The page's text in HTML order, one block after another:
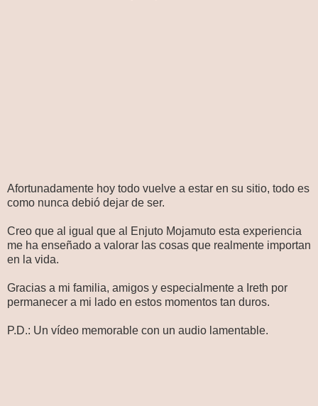
Afortunadamente hoy todo vuelve a estar en su sitio, todo es
como nunca debió dejar de ser.
Creo que al igual que al Enjuto Mojamuto esta experiencia
me ha enseñado a valorar las cosas que realmente importan
en la vida.
Gracias a mi familia, amigos y especialmente a Ireth por
permanecer a mi lado en estos momentos tan duros.
P.D.: Un vídeo memorable con un audio lamentable.